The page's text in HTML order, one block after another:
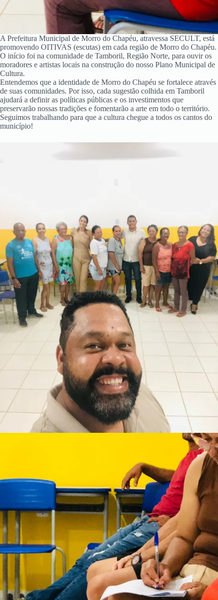
A Prefeitura Municipal de Morro do Chapéu, atravessa SECULT, está
promovendo OITIVAS (escutas) em cada região de Morro do Chapéu.
O início foi na comunidade de Tamboril, Região Norte, para ouvir os
moradores e artistas locais na construção do nosso Plano Municipal de
Cultura.
Entendemos que a identidade de Morro do Chapéu se fortalece através
de suas comunidades. Por isso, cada sugestão colhida em Tamboril
ajudará a definir as políticas públicas e os investimentos que
preservarão nossas tradições e fomentarão a arte em todo o território.
Seguimos trabalhando para que a cultura chegue a todos os cantos do
município!